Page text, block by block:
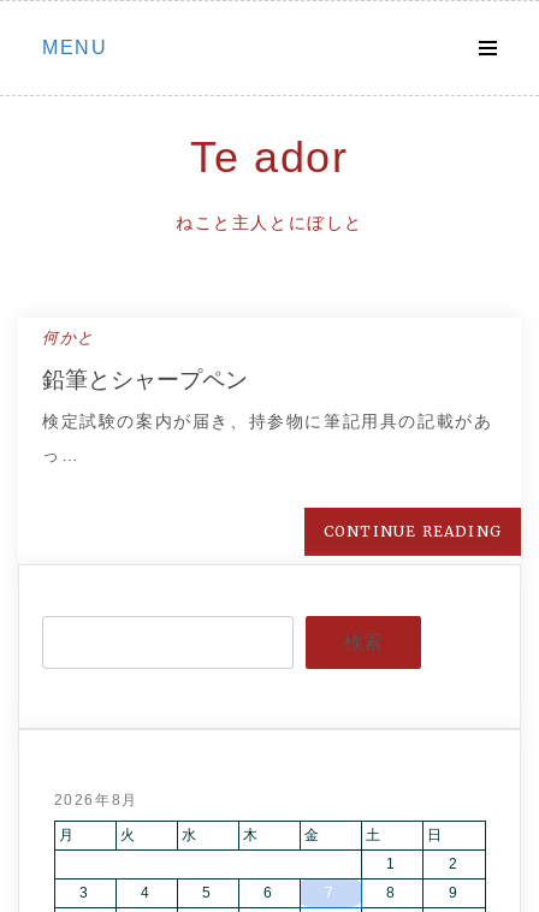
Skip
MENU
Te ador
ねこと主人とにぼしと
何かと
鉛筆とシャープペン
検定試験の案内が届き、持参物に筆記用具の記載があ
っ…
CONTINUE READING
検索
2026年8月
月 火 水 木 金 土
日
1
2
3
4 5 6 7 8
9